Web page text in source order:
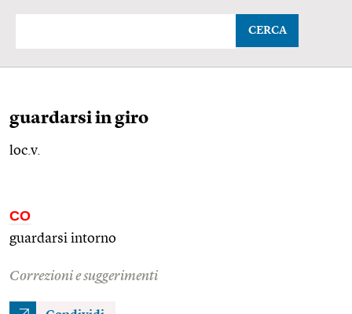
CERCA
guardarsi in giro
loc.v.
CO
guardarsi intorno
Correzioni e suggerimenti